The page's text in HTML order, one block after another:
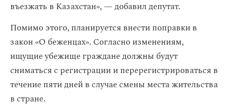
въезжать в Казахстан», — добавил депутат.
Помимо этого, планируется внести поправки в
закон «О беженцах». Согласно изменениям,
ищущие убежище граждане должны будут
сниматься с регистрации и перерегистрироваться в
течение пяти дней в случае смены места жительства
в стране.